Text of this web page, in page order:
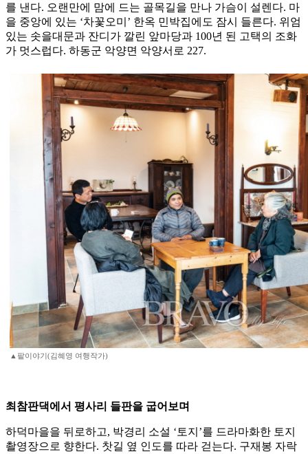
를 낸다. 오랜만에 맘에 드는 골목길을 만나 가슴이 설렌다. 마
을 중앙에 있는 ‘차꽃오미’ 한옥 민박집에도 잠시 들른다. 위엄
있는 솟을대문과 잔디가 깔린 앞마당과 100년 된 고택의 조화
가 멋스럽다. 하동군 악양면 악양서로 227.
▲팥이야기(김혜영 여행작가)
최참판댁에서 평사리 들판을 굽어보며
하덕마을을 뒤로하고, 박경리 소설 ‘토지’를 드라마화한 토지
촬영장으로 향한다. 찻길 옆 인도를 따라 걷는다. 구재봉 자락